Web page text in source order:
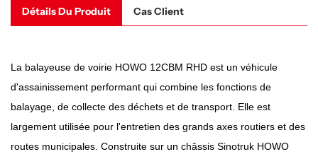
Détails Du Produit Cas Client
La balayeuse de voirie HOWO 12CBM RHD est un véhicule
d'assainissement performant qui combine les fonctions de
balayage, de collecte des déchets et de transport. Elle est
largement utilisée pour l'entretien des grands axes routiers et des
routes municipales. Construite sur un châssis Sinotruk HOWO